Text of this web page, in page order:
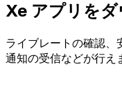
Xe アプリを
ライブレートの確認、
通知の受信などが行え